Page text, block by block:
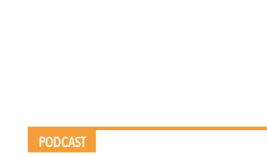
PODCAST